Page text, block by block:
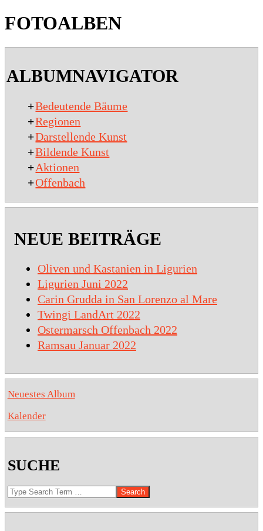
FOTOALBEN
15
ALBUMNAVIGATOR
+Bedeutende Bäume
+Regionen
+Darstellende Kunst
+Bildende Kunst
+Aktionen
+Offenbach
NEUE BEITRÄGE
Oliven und Kastanien in Ligurien
Ligurien Juni 2022
Carin Grudda in San Lorenzo al Mare
Twingi LandArt 2022
Ostermarsch Offenbach 2022
Ramsau Januar 2022
Neuestes Album
Kalender
SUCHE
Search